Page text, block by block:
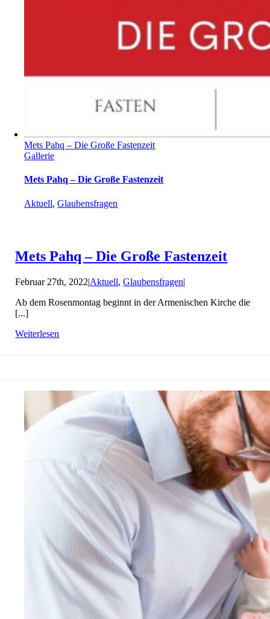
Mets Pahq – Die Große Fastenzeit
Gallerie
Mets Pahq – Die Große Fastenzeit
Aktuell,Glaubensfragen
Mets Pahq – Die Große Fastenzeit
Februar 27th, 2022|Aktuell,Glaubensfragen|
Ab dem Rosenmontag beginnt in der Armenischen Kirche die
[...]
Weiterlesen